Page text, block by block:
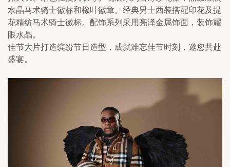
水晶马术骑士徽标和橡叶徽章。经典男士西装搭配印花及提
花精纺马术骑士徽标。配饰系列采用亮泽金属饰面，装饰耀
眼水晶。
佳节大片打造缤纷节日造型，成就难忘佳节时刻，邀您共赴
盛宴。